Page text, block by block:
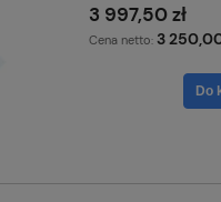
3 997,50 zł
Cena netto: 3
Do